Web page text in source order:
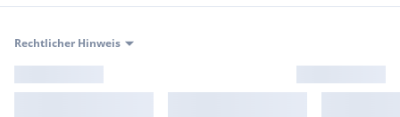
Rechtlicher Hinweis